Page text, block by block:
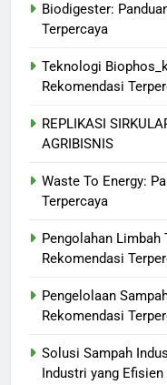
Biodigester:
Terpercaya
Teknologi
Rekomendasi
REPLIKASI
AGRIBISNIS
Waste To Energy:
Terpercaya
Pengolahan Limbah
Rekomendasi
Pengelolaan
Rekomendasi
Solusi Sampah
Industri yang